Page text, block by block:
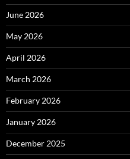
June 2026
May 2026
April 2026
March 2026
February 2026
January 2026
December 2025